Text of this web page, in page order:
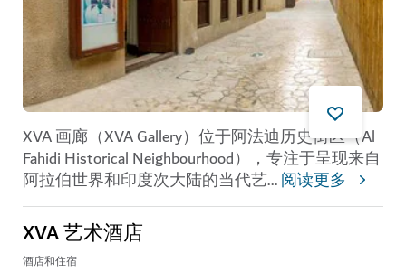
XVA 画廊（XVA Gallery） 位于阿法迪历史街区（Al
Fahidi Historical Neighbourhood），专注于呈现来自
阿拉伯世界和印度次大陆的当代艺...阅读更多
XVA 艺术酒店
酒店和住宿